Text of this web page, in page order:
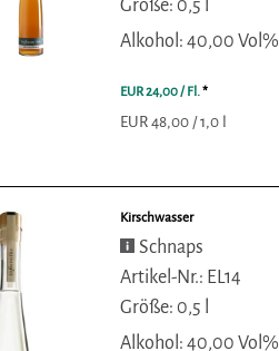
Größe: 0,5 l
Alkohol: 40,00 Vol%
EUR 24,00/ Fl.*
EUR 48,00 / 1,0 l
Kirschwasser
Schnaps
Artikel-Nr.: EL14
Größe: 0,5 l
Alkohol: 40,00 Vol%